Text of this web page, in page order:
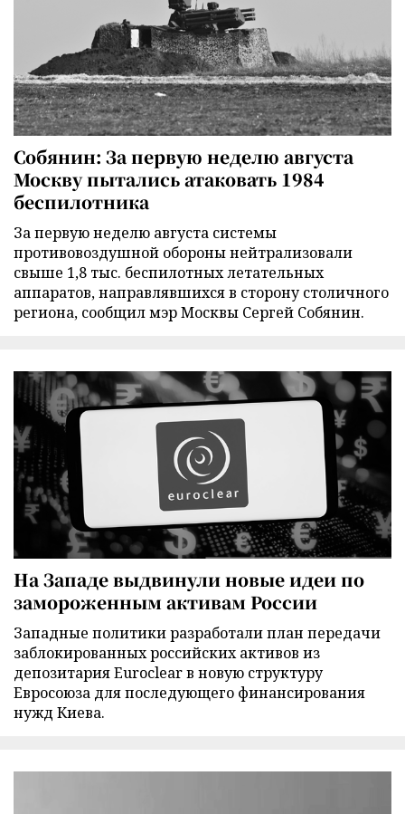
Собянин: За первую неделю августа
Москву пытались атаковать 1984
беспилотника
За первую неделю августа системы
противовоздушной обороны нейтрализовали
свыше 1,8 тыс. беспилотных летательных
аппаратов, направлявшихся в сторону столичного
региона, сообщил мэр Москвы Сергей Собянин.
На Западе выдвинули новые идеи по
замороженным активам России
Западные политики разработали план передачи
заблокированных российских активов из
депозитария Euroclear в новую структуру
Евросоюза для последующего финансирования
нужд Киева.